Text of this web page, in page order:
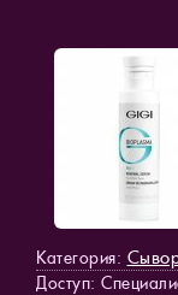
Категория:
Доступ: